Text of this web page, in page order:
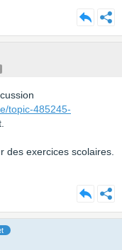
topic-485245-
des exercices scolaires.